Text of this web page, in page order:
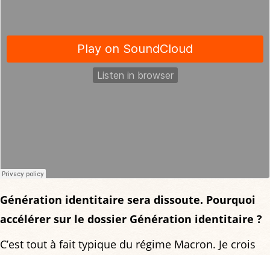
Génération identitaire sera dissoute. Pourquoi
accélérer sur le dossier Génération identitaire ?
C’est tout à fait typique du régime Macron. Je crois